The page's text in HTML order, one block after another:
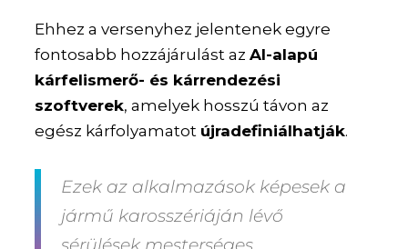
Ehhez a versenyhez jelentenek egyre
fontosabb hozzájárulást azAI-alapú
kárfelismerő- és kárrendezési
szoftverek, amelyek hosszú távon az
egész kárfolyamatot újradefiniálhatják.
Ezek az alkalmazások képesek a
jármű karosszériáján lévő
sérülések mesterséges